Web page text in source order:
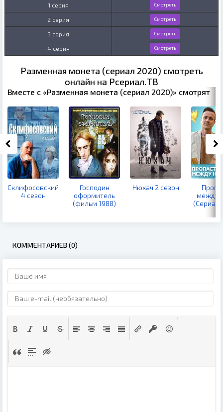
1 серия Смотреть
2 серия Смотреть
3 серия Смотреть
4 серия Смотреть
Разменная монета (сериал 2020) смотреть
онлайн на Рсериал.ТВ
Вместе с «Разменная монета (сериал 2020)» смотрят
Склифосовский
4 сезон
Господин
оформитель
(фильм 1988)
Нюхач 2 сезон
между
(Сериал
КОММЕНТАРИЕВ (0)